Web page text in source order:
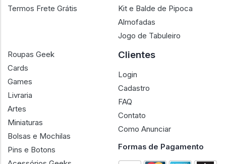
Termos Frete Grátis
Kit e Balde de Pipoca
Almofadas
Jogo de Tabuleiro
Roupas Geek
Cards
Games
Livraria
Artes
Miniaturas
Bolsas e Mochilas
Pins e Botons
Clientes
Login
Cadastro
FAQ
Contato
Como Anunciar
Formas de Pagamento